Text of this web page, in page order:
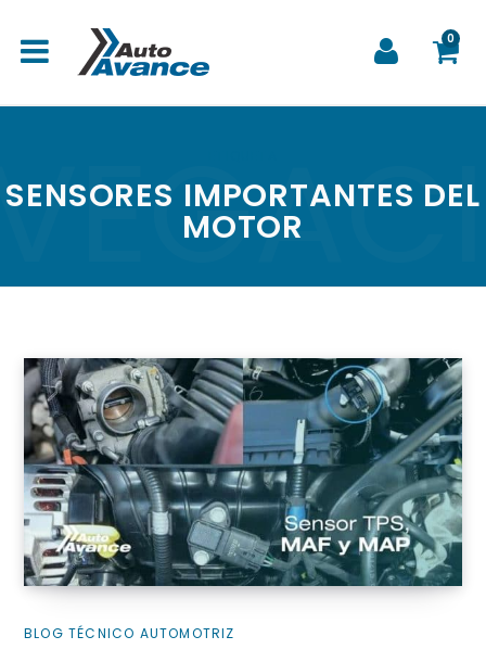
0
r
r
i
SENSORES IMPORTANTES DEL
MOTOR
BLOG TÉCNICO AUTOMOTRIZ